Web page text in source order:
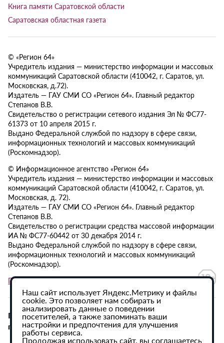
Книга памяти Саратовской области
Саратовская областная газета
© «Регион 64»
Учредитель издания — министерство информации и массовых
коммуникаций Саратовской области (410042, г. Саратов, ул.
Московская, д.72).
Издатель — ГАУ СМИ СО «Регион 64». Главный редактор
Степанов В.В.
Свидетельство о регистрации сетевого издания Эл № ФС77-
61373 от 10 апреля 2015 г.
Выдано Федеральной службой по надзору в сфере связи,
информационных технологий и массовых коммуникаций
(Роскомнадзор).
© Информационное агентство «Регион 64»
Учредитель издания — министерство информации и массовых
коммуникаций Саратовской области (410042, г. Саратов, ул.
Московская, д. 72).
Издатель — ГАУ СМИ СО «Регион 64». Главный редактор
Степанов В.В.
Свидетельство о регистрации средства массовой информации
ИА № ФС77-60442 от 30 декабря 2014 г.
Выдано Федеральной службой по надзору в сфере связи,
информационных технологий и массовых коммуникаций
(Роскомнадзор).
Политика в отношении обработки персональных данных
При использовании материалов сайта активная
гиперссылка на ИА «Регион 64» обязательна.
Наш сайт использует Яндекс.Метрику и файлы
cookie. Это позволяет нам собирать и
анализировать данные о поведении
посетителей, а также запоминать ваши
настройки и предпочтения для улучшения
работы сервиса.
Продолжая использовать сайт, вы соглашаетесь